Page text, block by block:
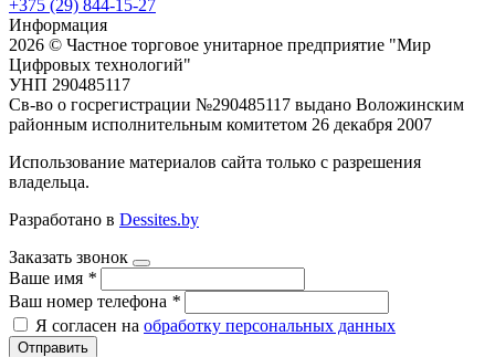
+375 (29) 844-15-27
Информация
2026 © Частное торговое унитарное предприятие "Мир
Цифровых технологий"
УНП 290485117
Св-во о госрегистрации №290485117 выдано Воложинским
районным исполнительным комитетом 26 декабря 2007
Использование материалов сайта только с разрешения
владельца.
Разработано в Dessites.by
Заказать звонок
Ваше имя *
Ваш номер телефона *
Я согласен на обработку персональных данных
Отправить